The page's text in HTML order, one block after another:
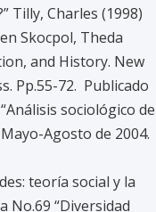
Tilly, Charles (1998)
Skocpol, Theda
and History. New
Pp.55-72. Publicado
sociológico de
Agosto de 2004.
teoría social y la
No.69 “Diversidad